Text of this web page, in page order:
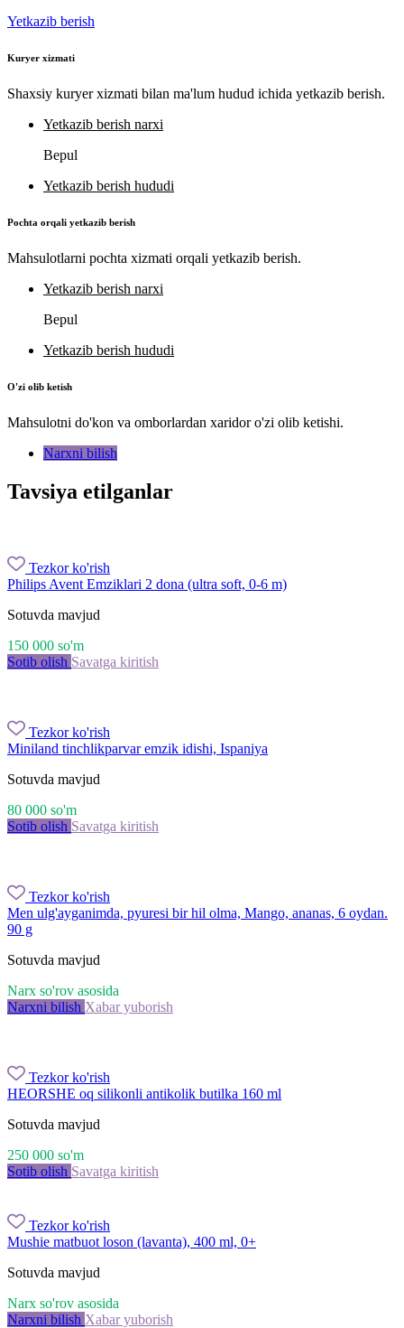
Yetkazib berish
Kuryer xizmati
Shaxsiy kuryer xizmati bilan ma'lum hudud ichida yetkazib berish.
Yetkazib berish narxi
Bepul
Yetkazib berish hududi
Pochta orqali yetkazib berish
Mahsulotlarni pochta xizmati orqali yetkazib berish.
Yetkazib berish narxi
Bepul
Yetkazib berish hududi
O'zi olib ketish
Mahsulotni do'kon va omborlardan xaridor o'zi olib ketishi.
Narxni bilish
Tavsiya etilganlar
Tezkor ko'rish
Philips Avent Emziklari 2 dona (ultra soft, 0-6 m)
Sotuvda mavjud
150 000 so'm
Sotib olish Savatga kiritish
Tezkor ko'rish
Miniland tinchlikparvar emzik idishi, Ispaniya
Sotuvda mavjud
80 000 so'm
Sotib olish Savatga kiritish
Tezkor ko'rish
Men ulg'ayganimda, pyuresi bir hil olma, Mango, ananas, 6 oydan.
90 g
Sotuvda mavjud
Narx so'rov asosida
Narxni bilish Xabar yuborish
Tezkor ko'rish
HEORSHE oq silikonli antikolik butilka 160 ml
Sotuvda mavjud
250 000 so'm
Sotib olish Savatga kiritish
Tezkor ko'rish
Mushie matbuot loson (lavanta), 400 ml, 0+
Sotuvda mavjud
Narx so'rov asosida
Narxni bilish Xabar yuborish